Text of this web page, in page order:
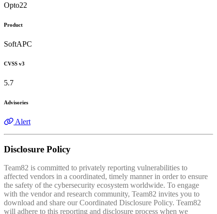
Opto22
Product
SoftAPC
CVSS v3
5.7
Advisories
Alert
Disclosure Policy
Team82 is committed to privately reporting vulnerabilities to
affected vendors in a coordinated, timely manner in order to ensure
the safety of the cybersecurity ecosystem worldwide. To engage
with the vendor and research community, Team82 invites you to
download and share our Coordinated Disclosure Policy. Team82
will adhere to this reporting and disclosure process when we